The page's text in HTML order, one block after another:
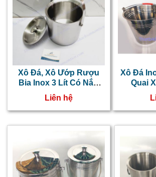
Xô Đá, Xô Ướp Rượu
Bia Inox 3 Lít Có Nắp
Có Quai
Liên hệ
Xô Đá
Quai